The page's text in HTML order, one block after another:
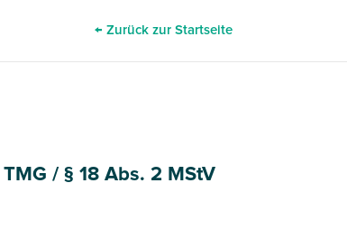
← Zurück zur Startseite
/ § 18 Abs. 2 MStV